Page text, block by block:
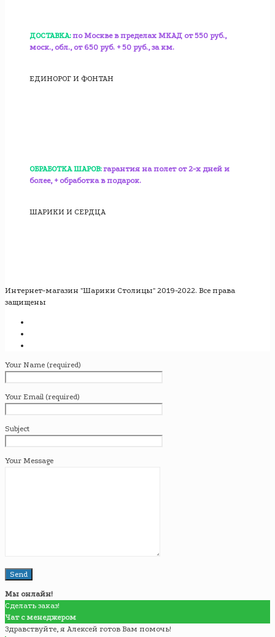
ДОСТАВКА: по Москве в пределах МКАД от 550 руб.,
моск., обл., от 650 руб. + 50 руб., за км.
ЕДИНОРОГ И ФОНТАН
ОБРАБОТКА ШАРОВ: гарантия на полет от 2-х дней и
более, + обработка в подарок.
ШАРИКИ И СЕРДЦА
Интернет-магазин "Шарики Столицы" 2019-2022. Все права
защищены
Your Name (required)
Your Email (required)
Subject
Your Message
Мы онлайн!
Сделать заказ!
Чат с менеджером
Здравствуйте, я Алексей готов Вам помочь!